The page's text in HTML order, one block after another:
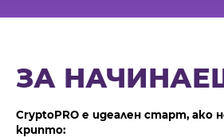
ЗА
CryptoPRO е идеален старт, ако
kpuптo: